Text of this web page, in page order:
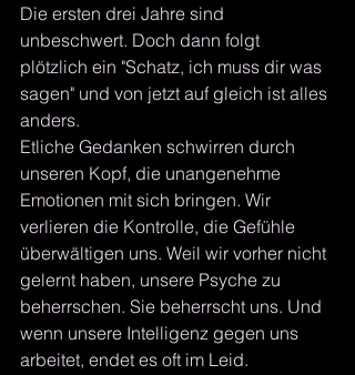
Die ersten drei Jahre sind
unbeschwert. Doch dann folgt
plötzlich ein "Schatz, ich muss dir was
sagen" und von jetzt auf gleich ist alles
anders.
Etliche Gedanken schwirren durch
unseren Kopf, die unangenehme
Emotionen mit sich bringen. Wir
verlieren die Kontrolle, die Gefühle
überwältigen uns. Weil wir vorher nicht
gelernt haben, unsere Psyche zu
beherrschen. Sie beherrscht uns. Und
wenn unsere Intelligenz gegen uns
arbeitet, endet es oft im Leid.